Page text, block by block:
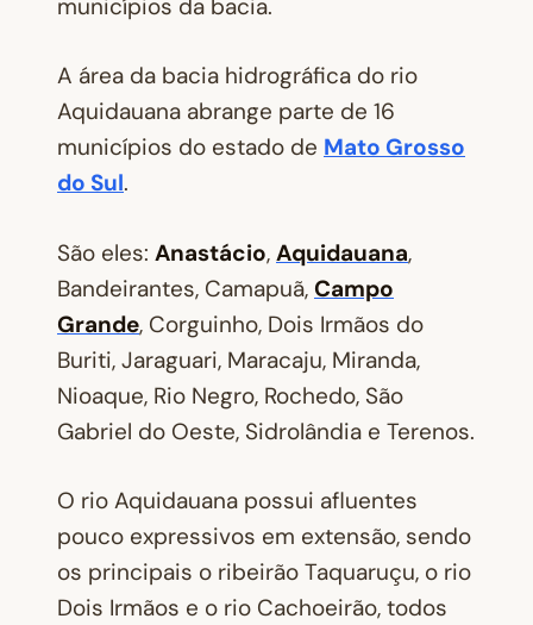
municípios da bacia.
A área da bacia hidrográfica do rio
Aquidauana abrange parte de 16
municípios do estado de Mato Grosso
do Sul.
São eles: Anastácio, Aquidauana,
Bandeirantes, Camapuã, Campo
Grande, Corguinho, Dois Irmãos do
Buriti, Jaraguari, Maracaju, Miranda,
Nioaque, Rio Negro, Rochedo, São
Gabriel do Oeste, Sidrolândia e Terenos.
O rio Aquidauana possui afluentes
pouco expressivos em extensão, sendo
os principais o ribeirão Taquaruçu, o rio
Dois Irmãos e o rio Cachoeirão, todos